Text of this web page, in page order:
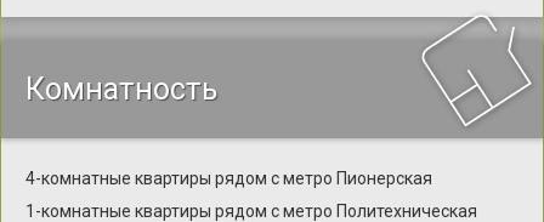
Комнатность
4-комнатные квартиры рядом с метро Пионерская
1-комнатные квартиры рядом с метро Политехническая